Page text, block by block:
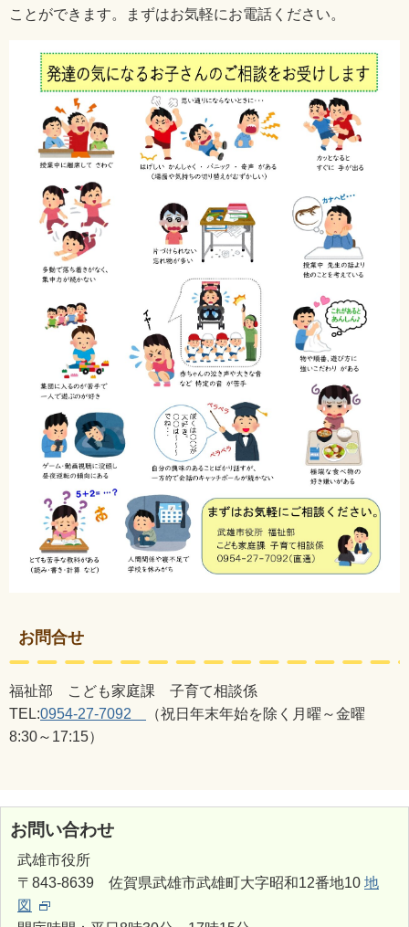
ことができます。まずはお気軽にお電話ください。
お問合せ
福祉部 こども家庭課 子育て相談係
TEL:0954-27-7092
（祝日年末年始を除く月曜～金曜
8:30～17:15）
お問い合わせ
武雄市役所
〒843-8639 佐賀県武雄市武雄町大字昭和12番地10 地
図